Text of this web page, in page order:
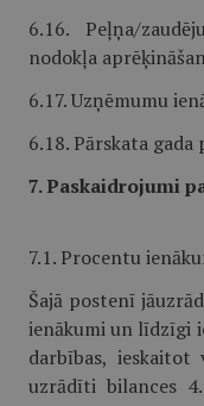
6.16. Peļņa/
nodokļa
6.17. Uzņēmumu
6.18. Pārskata
7. Paskaidrojumi
7.1. Procentu
Šajā postenī
ienākumi un līdzīgi
darbības, ieskaitot
uzrādīti bilances